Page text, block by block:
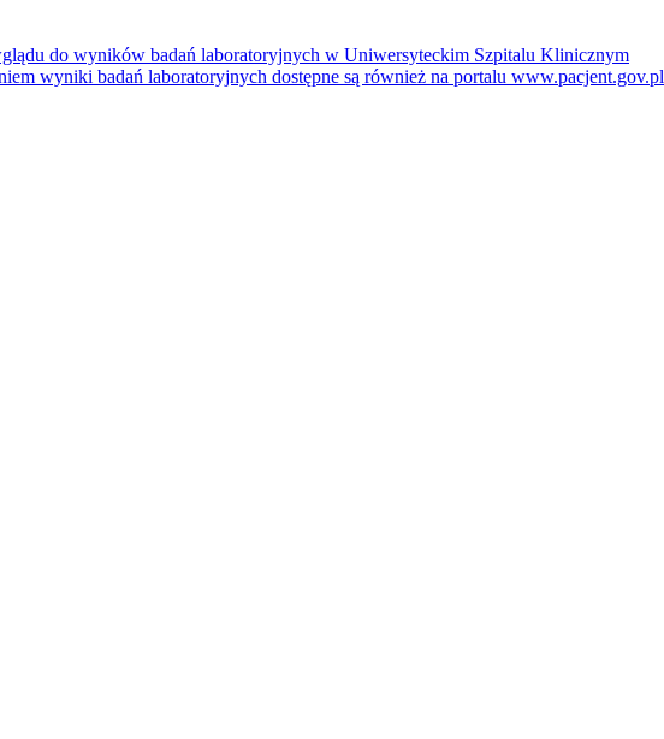
do wyników badań laboratoryjnych w Uniwersyteckim Szpitalu Klinicznym
wyniki badań laboratoryjnych dostępne są również na portalu www.pacjent.gov.pl